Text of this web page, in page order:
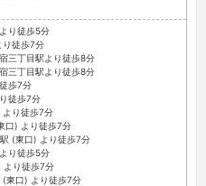
り徒歩5分
徒歩7分
三丁目駅より徒歩8分
三丁目駅より徒歩8分
歩7分
徒歩7分
り徒歩7分
口) より徒歩7分
(東口) より徒歩7分
り徒歩5分
より徒歩7分
(東口) より徒歩7分